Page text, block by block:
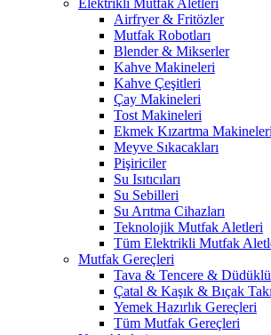
Elektrikli Mutfak Aletleri
Airfryer & Fritözler
Mutfak Robotları
Blender & Mikserler
Kahve Makineleri
Kahve Çeşitleri
Çay Makineleri
Tost Makineleri
Ekmek Kızartma Makineleri
Meyve Sıkacakları
Pişiriciler
Su Isıtıcıları
Su Sebilleri
Su Arıtma Cihazları
Teknolojik Mutfak Aletleri
Tüm Elektrikli Mutfak
Mutfak Gereçleri
Tava & Tencere &
Çatal & Kaşık & Bıçak
Yemek Hazırlık Gereçleri
Tüm Mutfak Gereçleri